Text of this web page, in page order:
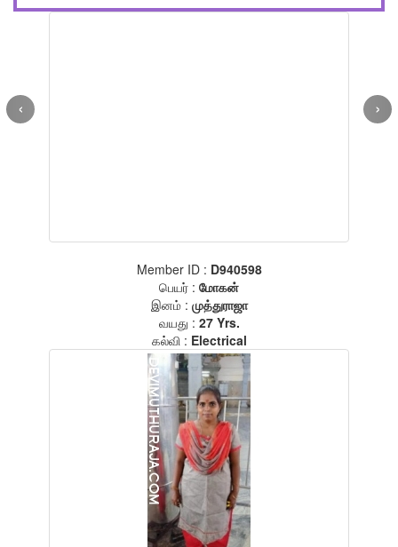
Member ID : D940598
பெயர் : மோகன்
இனம் : முத்துராஜா
வயது : 27 Yrs.
கல்வி : Electrical
‹ ›